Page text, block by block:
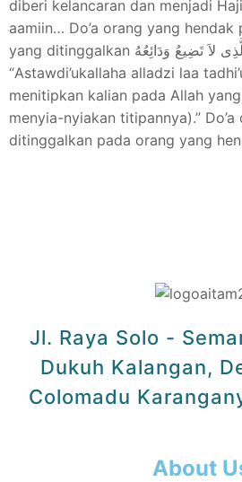
diberi kelancaran dan menjadi
aamiin… Do’a orang yang
yang ditinggalkan أَسْتَوْدِعُكَ اللَّهَ الَّذِى لاَ تَضِيعُ وَدَائِعُهُ
“Astawdi’ukallaha alladzi laa
menitipkan kalian pada Allah
menyia-nyiakan titipannya).”
ditinggalkan pada orang yang
Jl. Raya Solo -
Dukuh Kalangan,
Colomadu
About